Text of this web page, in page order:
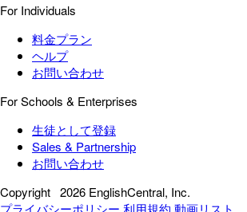
For Individuals
料金プラン
ヘルプ
お問い合わせ
For Schools & Enterprises
生徒として登録
Sales & Partnership
お問い合わせ
Copyright 2026 EnglishCentral, Inc.